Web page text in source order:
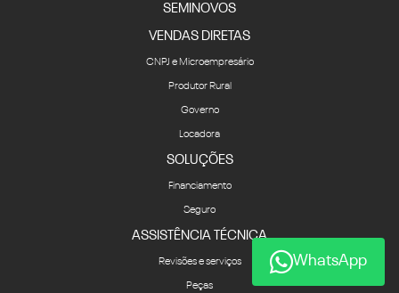
SEMINOVOS
VENDAS DIRETAS
CNPJ e Microempresário
Produtor Rural
Governo
Locadora
SOLUÇÕES
Financiamento
Seguro
ASSISTÊNCIA TÉCNICA
Revisões e serviços
Peças
WhatsApp